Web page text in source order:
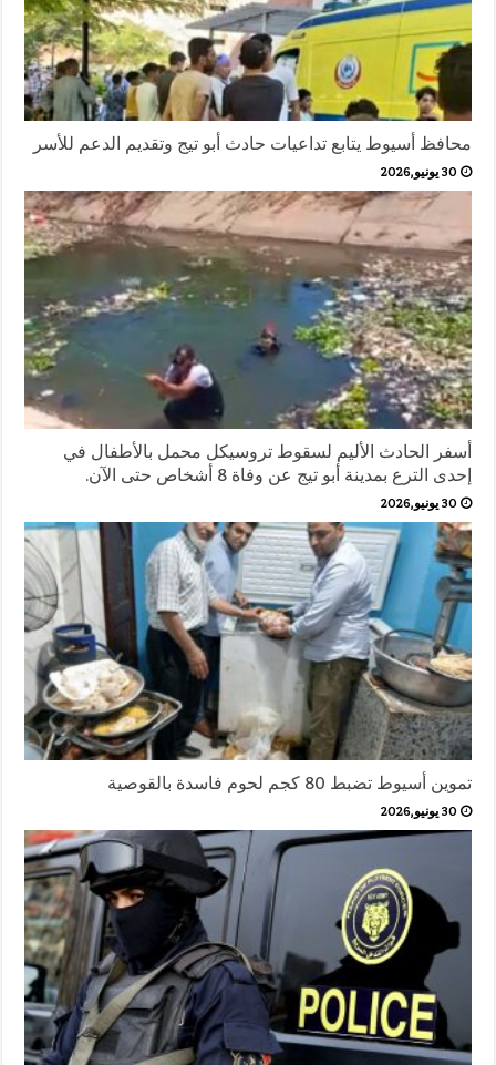
محافظ أسيوط يتابع تداعيات حادث أبو تيج وتقديم الدعم للأسر
30 يونيو,2026
أسفر الحادث الأليم لسقوط تروسيكل محمل بالأطفال في
إحدى الترع بمدينة أبو تيج عن وفاة 8 أشخاص حتى الآن.
30 يونيو,2026
تموين أسيوط تضبط 80 كجم لحوم فاسدة بالقوصية
30 يونيو,2026